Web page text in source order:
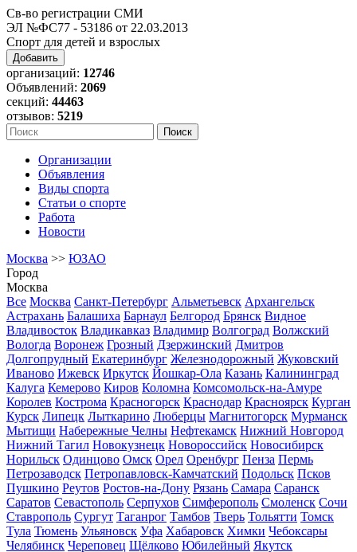
Св-во регистрации СМИ
ЭЛ №ФС77 - 53186 от 22.03.2013
Спорт для детей и взрослых
Добавить
организаций: 12746
Объявлений: 2069
секций: 44463
отзывов: 5219
Организации
Объявления
Виды спорта
Статьи о спорте
Работа
Новости
Москва >> ЮЗАО
Город
Москва
Все Москва Санкт-Петербург Альметьевск Архангельск
Астрахань Балашиха Барнаул Белгород Брянск Видное
Владивосток Владикавказ Владимир Волгоград Волжский
Вологда Воронеж Грозный Дзержинский Дмитров
Долгопрудный Екатеринбург Железнодорожный Жуковский
Иваново Ижевск Иркутск Йошкар-Ола Казань Калининград
Калуга Кемерово Киров Коломна Комсомольск-на-Амуре
Королев Кострома Красногорск Краснодар Красноярск Курган
Курск Липецк Лыткарино Люберцы Магнитогорск Мурманск
Мытищи Набережные Челны Нефтекамск Нижний Новгород
Нижний Тагил Новокузнецк Новороссийск Новосибирск
Норильск Одинцово Омск Орел Оренбург Пенза Пермь
Петрозаводск Петропавловск-Камчатский Подольск Псков
Пушкино Реутов Ростов-на-Дону Рязань Самара Саранск
Саратов Севастополь Серпухов Симферополь Смоленск Сочи
Ставрополь Сургут Таганрог Тамбов Тверь Тольятти Томск
Тула Тюмень Ульяновск Уфа Хабаровск Химки Чебоксары
Челябинск Череповец Щёлково Юбилейный Якутск